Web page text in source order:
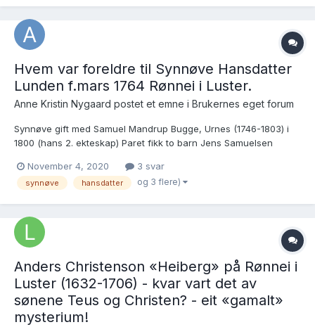
Hvem var foreldre til Synnøve Hansdatter
Lunden f.mars 1764 Rønnei i Luster.
Anne Kristin Nygaard postet et emne i Brukernes eget forum
Synnøve gift med Samuel Mandrup Bugge, Urnes (1746-1803) i
1800 (hans 2. ekteskap) Paret fikk to barn Jens Samuelsen
seg med Hans Rue Hjortdahl (14.juni 1804) her er forumtråden
om familien https://forum.arkivverket.no/topic/212...
November 4, 2020 3 svar
synnøve hansdatter og 3 flere)
Anders Christenson «Heiberg» på Rønnei i
Luster (1632-1706) - kvar vart det av
sønene Teus og Christen? - eit «gamalt»
mysterium!